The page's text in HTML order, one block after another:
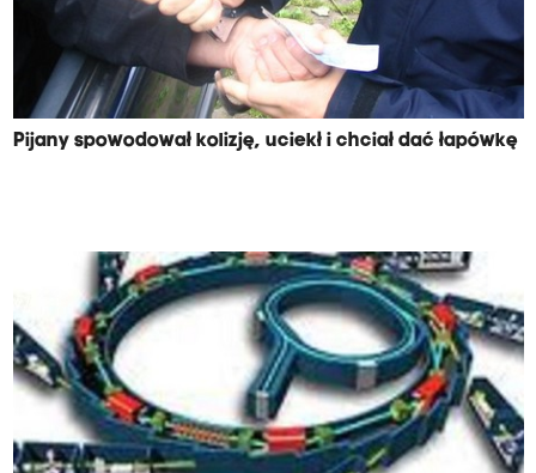
Pijany spowodował kolizję, uciekł i chciał dać łapówkę